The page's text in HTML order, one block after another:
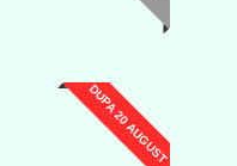
DUPA 20 AUGUST